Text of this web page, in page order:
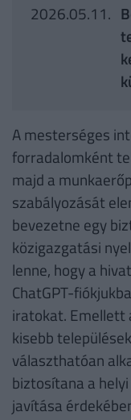
2026.05.11.
A mesterséges
forradalomként
majd a
szabályozását
bevezetne egy
közigazgatási
lenne, hogy a
ChatGPT-
iratokat. Emellett
kisebb
választhatóan
biztosítana a
javítása